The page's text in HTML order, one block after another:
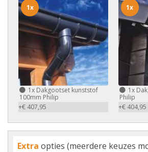
1x Dakgootset kunststof
100mm Philip
+€ 407,95
1x
1x
Philip
+€ 404,95
1x
Extra opties (meerdere keuzes